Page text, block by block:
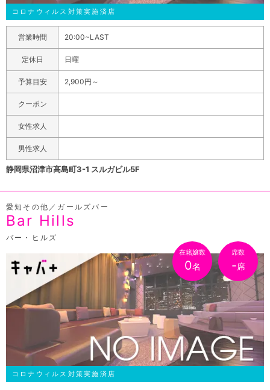
コロナウィルス対策実施済店
営業時間 20:00~LAST
定休日 日曜
予算目安 2,900円～
クーポン
女性求人
男性求人
静岡県沼津市高島町3-1 スルガビル5F
愛知その他／ガールズバー
Bar Hills
バー・ヒルズ
在籍嬢数
0名
席数
-席
コロナウィルス対策実施済店